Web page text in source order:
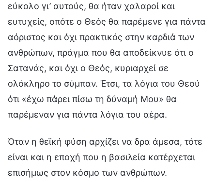
εύκολο γι’ αυτούς, θα ήταν χαλαροί και
ευτυχείς, οπότε ο Θεός θα παρέμενε για πάντα
αόριστος και όχι πρακτικός στην καρδιά των
ανθρώπων, πράγμα που θα αποδείκνυε ότι ο
Σατανάς, και όχι ο Θεός, κυριαρχεί σε
ολόκληρο το σύμπαν. Έτσι, τα λόγια του Θεού
ότι «έχω πάρει πίσω τη δύναμή Μου» θα
παρέμεναν για πάντα λόγια του αέρα.
Όταν η θεϊκή φύση αρχίζει να δρα άμεσα, τότε
είναι και η εποχή που η βασιλεία κατέρχεται
επισήμως στον κόσμο των ανθρώπων.